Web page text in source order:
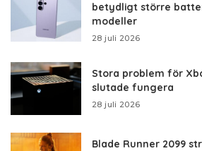
betydligt större
modeller
28 juli 2026
Stora problem för
slutade fungera
28 juli 2026
Blade Runner 2099